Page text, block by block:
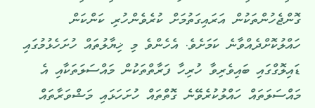
ގޮންޖެހުންތަކުން އަރައިގަތުމަށް ކުރެވެންހުރި ކަންކަން
ހައްލުކޮށްދެއްވާނެ ކަމަށެވެ. އެހެންވެ މި ޚިޔާލުތައް ހުށަހެޅުމުގައި
ޑައިލޮގްގައި ބައިވެރިވާ ހުރިހާ ފަރާތްތަކުން މައްސަލަތަކާއި އެ
މައްސަލަތައް ހައްލުކުރެވޭނެ ގޮތްތައް ހުށަހަޅައި މަޝްވަރާތައް